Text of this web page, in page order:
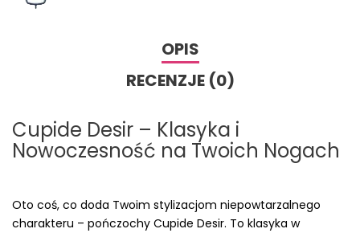
OPIS
RECENZJE (0)
Cupide Desir – Klasyka i
Nowoczesność na Twoich Nogach
Oto coś, co doda Twoim stylizacjom niepowtarzalnego
charakteru – pończochy Cupide Desir. To klasyka w